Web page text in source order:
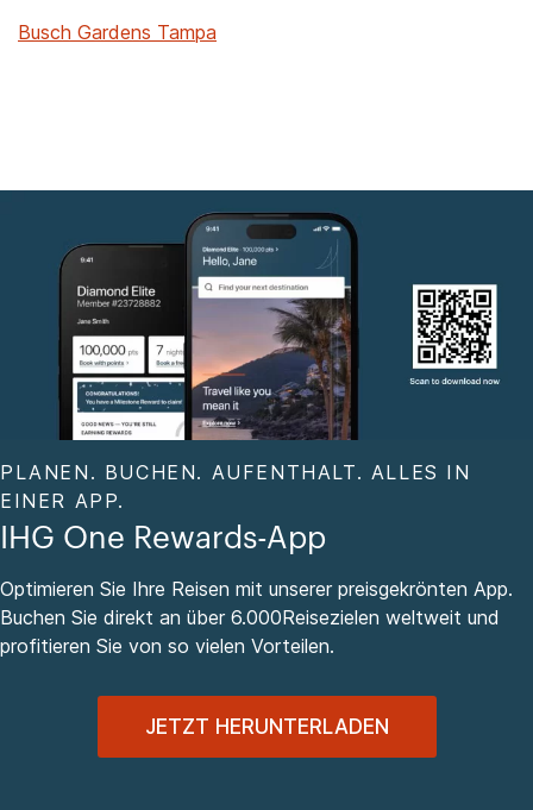
Busch Gardens Tampa
PLANEN. BUCHEN. AUFENTHALT. ALLES IN
EINER APP.
IHG One Rewards-App
Optimieren Sie Ihre Reisen mit unserer preisgekrönten App.
Buchen Sie direkt an über 6.000Reisezielen weltweit und
profitieren Sie von so vielen Vorteilen.
JETZT HERUNTERLADEN